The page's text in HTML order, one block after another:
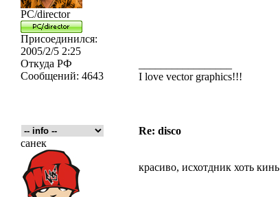
PC/director
Присоединился:
2005/2/5 2:25
Откуда РФ
Сообщений: 4643
I love vector graphics!!!
Re: disco
санек
красиво, исхотдник хоть кинь